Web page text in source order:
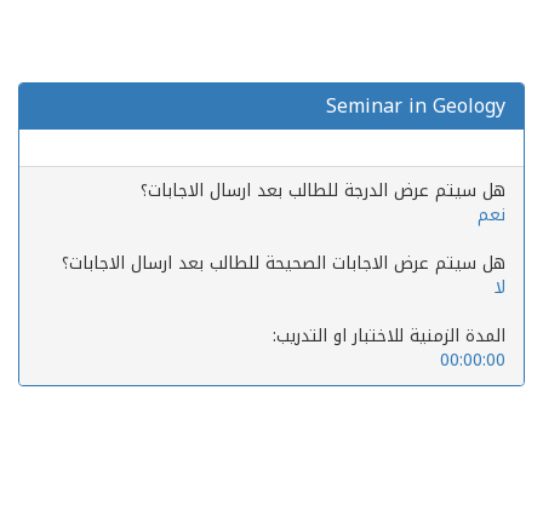
Seminar in Geology
هل سيتم عرض الدرجة للطالب بعد ارسال الاجابات؟
نعم
هل سيتم عرض الاجابات الصحيحة للطالب بعد ارسال الاجابات؟
لا
المدة الزمنية للاختبار او التدريب:
00:00:00